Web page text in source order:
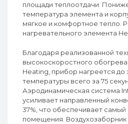
площади теплоотдачи.
температура элемента и
мягкое и комфортное тепло.
нагревательного элемента
Благодаря реализованной
высокоскоростного
Heating, прибор нагреется до
температуры всего за 75
Аэродинамическая система
усиливает направленный
37%, что обеспечивает
помещения. Воздухозаборник